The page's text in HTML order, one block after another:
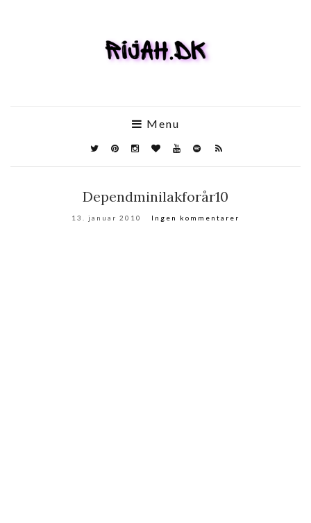
Menu
Dependminilakforår10
13. januar 2010 Ingen kommentarer